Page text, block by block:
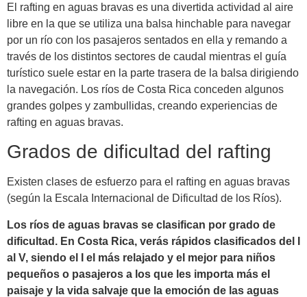
El rafting en aguas bravas es una divertida actividad al aire
libre en la que se utiliza una balsa hinchable para navegar
por un río con los pasajeros sentados en ella y remando a
través de los distintos sectores de caudal mientras el guía
turístico suele estar en la parte trasera de la balsa dirigiendo
la navegación. Los ríos de Costa Rica conceden algunos
grandes golpes y zambullidas, creando experiencias de
rafting en aguas bravas.
Grados de dificultad del rafting
Existen clases de esfuerzo para el rafting en aguas bravas
(según la Escala Internacional de Dificultad de los Ríos).
Los ríos de aguas bravas se clasifican por grado de
dificultad. En Costa Rica, verás rápidos clasificados del I
al V, siendo el I el más relajado y el mejor para niños
pequeños o pasajeros a los que les importa más el
paisaje y la vida salvaje que la emoción de las aguas